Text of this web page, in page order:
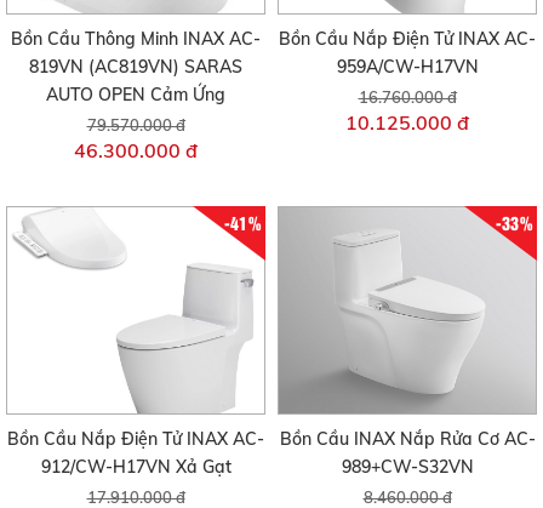
Bồn Cầu Thông Minh INAX AC-
819VN (AC819VN) SARAS
AUTO OPEN Cảm Ứng
79.570.000 đ
46.300.000 đ
Bồn Cầu Nắp Điện Tử INAX AC-
959A/CW-H17VN
16.760.000 đ
10.125.000 đ
-41%
Bồn Cầu Nắp Điện Tử INAX AC-
912/CW-H17VN Xả Gạt
17.910.000 đ
-33%
Bồn Cầu INAX Nắp Rửa Cơ AC-
989+CW-S32VN
8.460.000 đ